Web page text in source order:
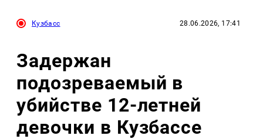
Кузбасс 28.06.2026, 17:41
Задержан
подозреваемый в
убийстве 12-летней
девочки в Кузбассе